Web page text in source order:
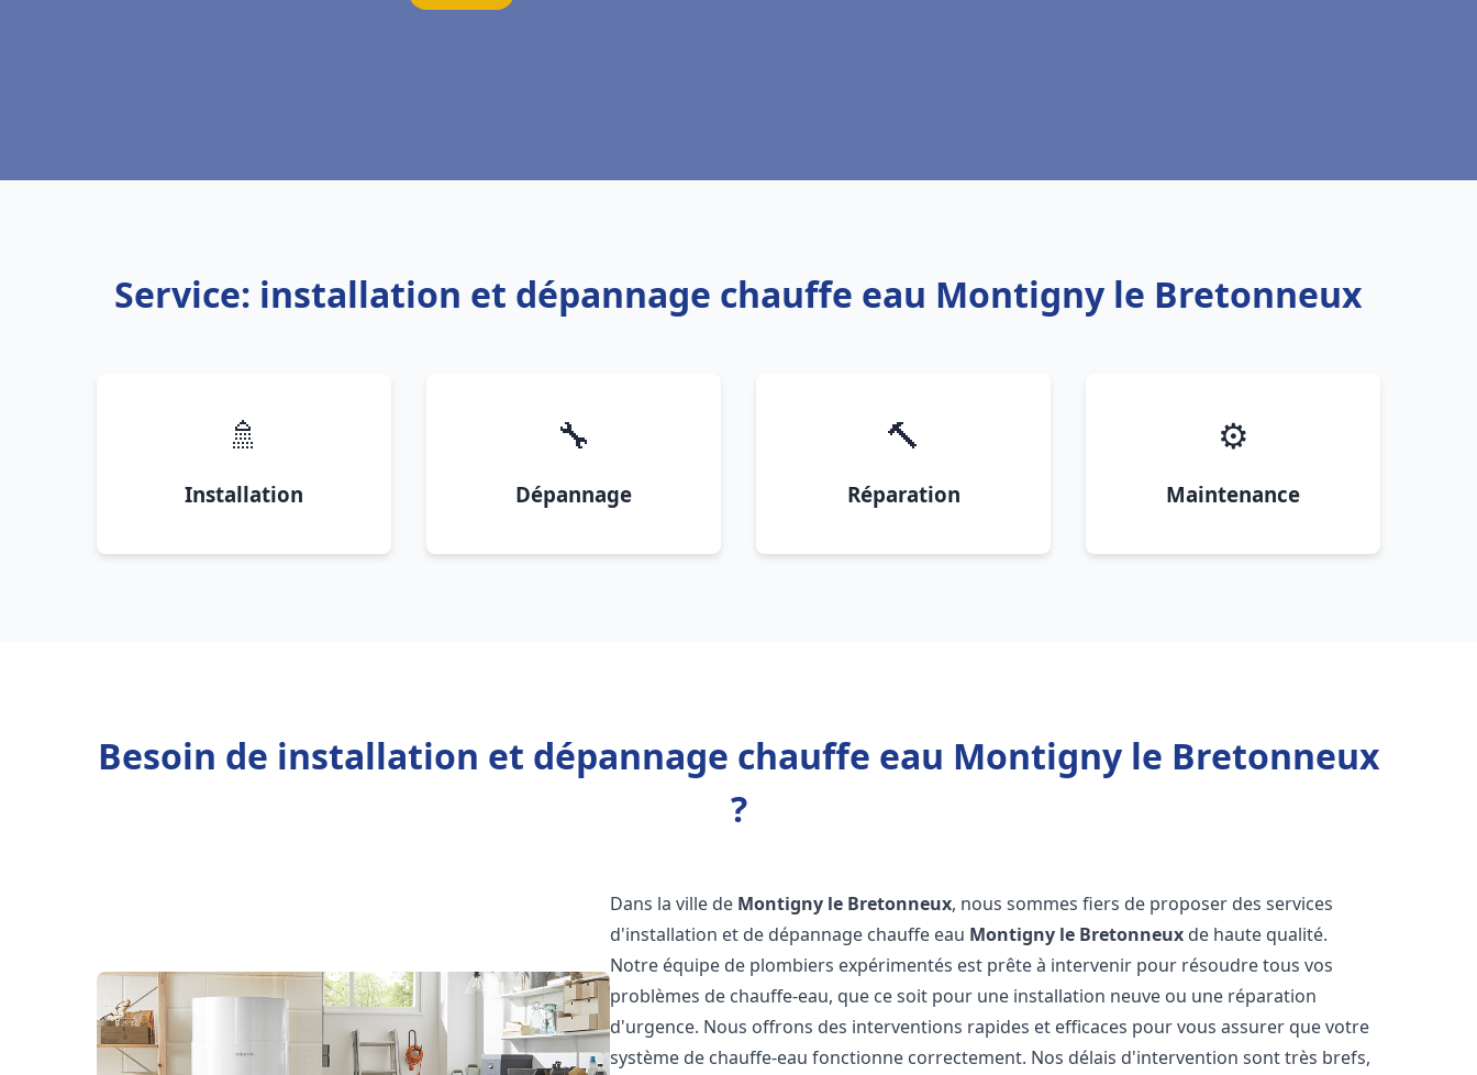
Service: installation et dépannage chauffe eau Montigny le Bretonneux
🚿
Installation
🔧
Dépannage
🔨
Réparation
⚙️
Maintenance
Besoin de installation et dépannage chauffe eau Montigny le Bretonneux
?
Dans la ville de Montigny le Bretonneux, nous sommes fiers de proposer des services
d'installation et de dépannage chauffe eau Montigny le Bretonneux de haute qualité.
Notre équipe de plombiers expérimentés est prête à intervenir pour résoudre tous vos
problèmes de chauffe-eau, que ce soit pour une installation neuve ou une réparation
d'urgence. Nous offrons des interventions rapides et efficaces pour vous assurer que votre
système de chauffe-eau fonctionne correctement. Nos délais d'intervention sont très brefs,